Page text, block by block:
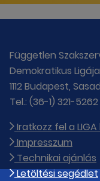
Független
Demokratikus Ligája
1112 Budapest,
Tel.: (36-1) 321-5262
Iratkozz fel a
Impresszum
Technikai ajánlás
Letöltési segédlet